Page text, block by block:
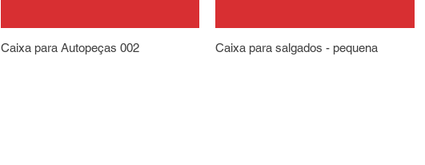
Caixa para Autopeças 002 Caixa para salgados - pequena